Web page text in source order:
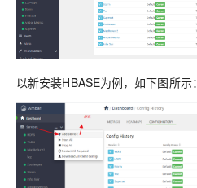
以新安装HBASE为例，如下图所示：